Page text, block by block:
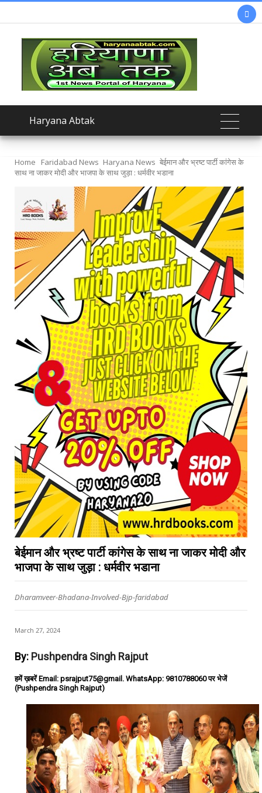

Haryana Abtak
Home Faridabad News Haryana News बेईमान और भ्रष्ट पार्टी कांगेस के
साथ ना जाकर मोदी और भाजपा के साथ जुड़ा : धर्मवीर भडाना
बेईमान और भ्रष्ट पार्टी कांगेस के साथ ना जाकर मोदी और
भाजपा के साथ जुड़ा : धर्मवीर भडाना
Dharamveer-Bhadana-Involved-Bjp-faridabad
March 27, 2024
By: Pushpendra Singh Rajput
हमें ख़बरें Email: psrajput75@gmail. WhatsApp: 9810788060 पर भेजें
(Pushpendra Singh Rajput)